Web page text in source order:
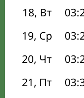
18, Вт
19, Ср
20, Чт
21, Пт